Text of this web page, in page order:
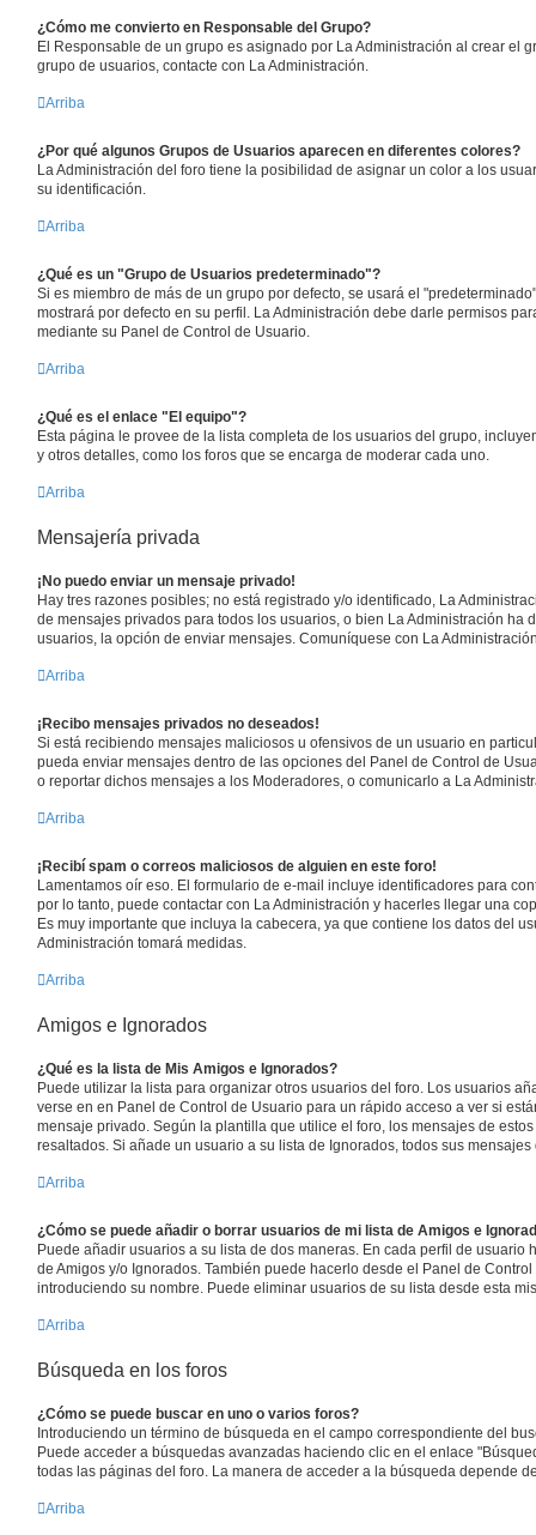
¿Cómo me convierto en Responsable del Grupo?
El Responsable de un grupo es asignado por La Administración al crear el
grupo de usuarios, contacte con La Administración.
Arriba
¿Por qué algunos Grupos de Usuarios aparecen en diferentes colores?
La Administración del foro tiene la posibilidad de asignar un color a los
su identificación.
Arriba
¿Qué es un "Grupo de Usuarios predeterminado"?
Si es miembro de más de un grupo por defecto, se usará el
mostrará por defecto en su perfil. La Administración debe darle permisos
mediante su Panel de Control de Usuario.
Arriba
¿Qué es el enlace "El equipo"?
Esta página le provee de la lista completa de los usuarios del grupo,
y otros detalles, como los foros que se encarga de moderar cada uno.
Arriba
Mensajería privada
¡No puedo enviar un mensaje privado!
Hay tres razones posibles; no está registrado y/o identificado, La
de mensajes privados para todos los usuarios, o bien La Administración ha
usuarios, la opción de enviar mensajes. Comuníquese con La
Arriba
¡Recibo mensajes privados no deseados!
Si está recibiendo mensajes maliciosos u ofensivos de un usuario en
pueda enviar mensajes dentro de las opciones del Panel de Control de
o reportar dichos mensajes a los Moderadores, o comunicarlo a La
Arriba
¡Recibí spam o correos maliciosos de alguien en este foro!
Lamentamos oír eso. El formulario de e-mail incluye identificadores para
por lo tanto, puede contactar con La Administración y hacerles llegar una
Es muy importante que incluya la cabecera, ya que contiene los datos del
Administración tomará medidas.
Arriba
Amigos e Ignorados
¿Qué es la lista de Mis Amigos e Ignorados?
Puede utilizar la lista para organizar otros usuarios del foro. Los usuarios
verse en en Panel de Control de Usuario para un rápido acceso a ver si
mensaje privado. Según la plantilla que utilice el foro, los mensajes de
resaltados. Si añade un usuario a su lista de Ignorados, todos sus
Arriba
¿Cómo se puede añadir o borrar usuarios de mi lista de Amigos e
Puede añadir usuarios a su lista de dos maneras. En cada perfil de usuario
de Amigos y/o Ignorados. También puede hacerlo desde el Panel de
introduciendo su nombre. Puede eliminar usuarios de su lista desde esta
Arriba
Búsqueda en los foros
¿Cómo se puede buscar en uno o varios foros?
Introduciendo un término de búsqueda en el campo correspondiente del
Puede acceder a búsquedas avanzadas haciendo clic en el enlace
todas las páginas del foro. La manera de acceder a la búsqueda depende
Arriba